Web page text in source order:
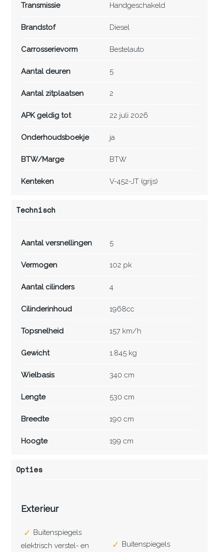
Transmissie Handgeschakeld
Brandstof Diesel
Carrosserievorm Bestelauto
Aantal deuren 5
Aantal zitplaatsen 2
APK geldig tot 22 juli 2026
Onderhoudsboekje ja
BTW/Marge BTW
Kenteken V-452-JT (grijs)
Technisch
Aantal versnellingen 5
Vermogen 102 pk
Aantal cilinders 4
Cilinderinhoud 1968cc
Topsnelheid 157 km/h
Gewicht 1.845 kg
Wielbasis 340 cm
Lengte 530 cm
Breedte 190 cm
Hoogte 199 cm
Opties
Exterieur
Buitenspiegels
elektrisch verstel- en
Buitenspiegels